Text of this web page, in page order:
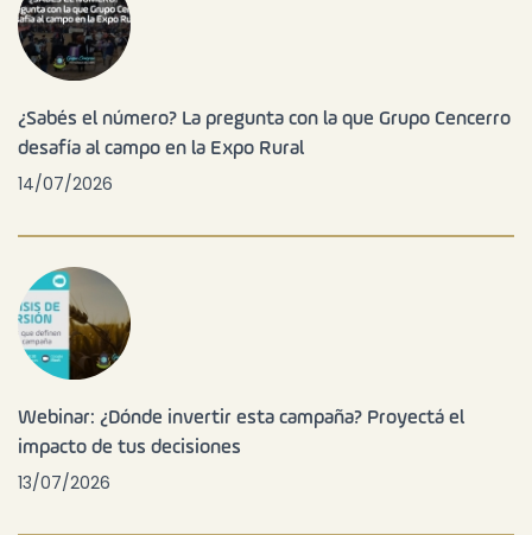
¿Sabés el número? La pregunta con la que Grupo Cencerro
desafía al campo en la Expo Rural
14/07/2026
Webinar: ¿Dónde invertir esta campaña? Proyectá el
impacto de tus decisiones
13/07/2026